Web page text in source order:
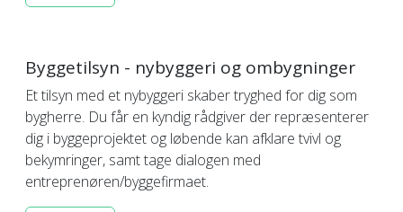
Byggetilsyn - nybyggeri og ombygninger
Et tilsyn med et nybyggeri skaber tryghed for dig som
bygherre. Du får en kyndig rådgiver der repræsenterer
dig i byggeprojektet og løbende kan afklare tvivl og
bekymringer, samt tage dialogen med
entreprenøren/byggefirmaet.